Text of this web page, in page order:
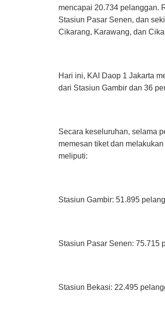
mencapai 20.734 pelanggan.
Stasiun Pasar Senen, dan
Cikarang, Karawang, dan
Hari ini, KAI Daop 1 Jakarta
dari Stasiun Gambir dan 36
Secara keseluruhan, selama
memesan tiket dan
meliputi:
Stasiun Gambir: 51.895
Stasiun Pasar Senen: 75.715
Stasiun Bekasi: 22.495